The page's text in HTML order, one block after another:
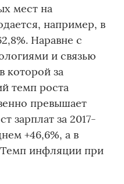
мест на
например, в
Наравне с
и связью
которой за
темп роста
превышает
зарплат за 2017-
+46,6%, а в
Темп инфляции при